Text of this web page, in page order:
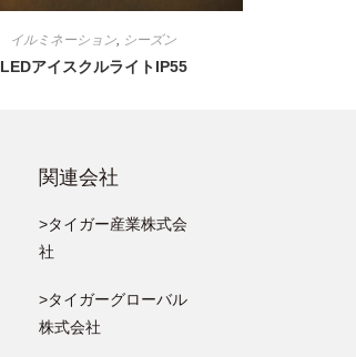
イルミネーション, シーズン
LEDアイスクルライトIP55
関連会社
>タイガー産業株式会
社
>タイガーグローバル
株式会社